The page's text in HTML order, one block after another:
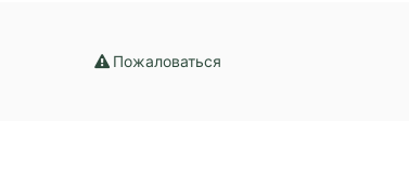
Пожаловаться